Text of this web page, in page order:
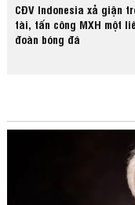
CĐV Indonesia xả giận
tài, tấn công MXH một
đoàn bóng đá